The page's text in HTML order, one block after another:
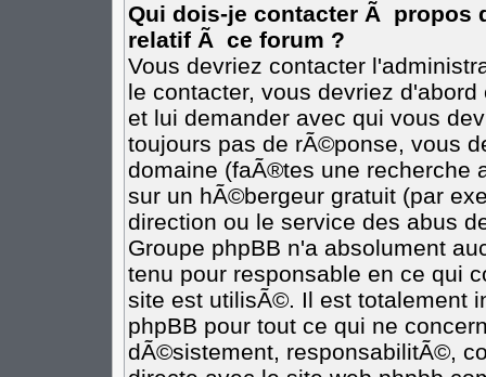
Qui dois-je contacter Ã propos
relatif Ã ce forum ?
Vous devriez contacter
le contacter, vous devriez
et lui demander avec qui vous
toujours pas de rÃ©ponse, vous
domaine (faÃ®tes une recherche
sur un hÃ©bergeur gratuit (par
direction ou le service des abus
Groupe phpBB n'a absolument
tenu pour responsable en ce qui
site est utilisÃ©. Il est totalement
phpBB pour tout ce qui ne
dÃ©sistement, responsabilitÃ©,